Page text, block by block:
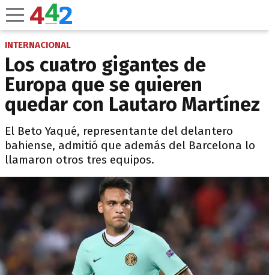
INTERNACIONAL
Los cuatro gigantes de
Europa que se quieren
quedar con Lautaro Martínez
El Beto Yaqué, representante del delantero
bahiense, admitió que además del Barcelona lo
llamaron otros tres equipos.